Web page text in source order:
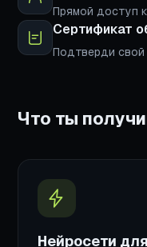
Прямой доступ
Сертификат
Подтверди свой
Что ты
Нейросети